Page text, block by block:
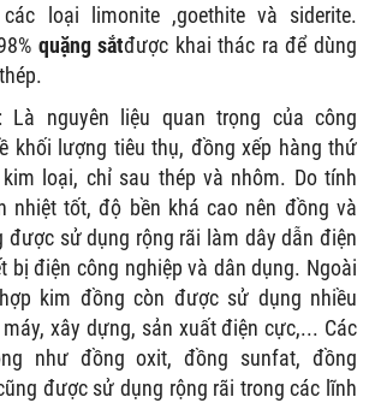
loại limonite ,goethite và siderite.
quặng sắtđược khai thác ra để dùng
Là nguyên liệu quan trọng của công
khối lượng tiêu thụ, đồng xếp hàng thứ
loại, chỉ sau thép và nhôm. Do tính
nhiệt tốt, độ bền khá cao nên đồng và
được sử dụng rộng rãi làm dây dẫn điện
bị điện công nghiệp và dân dụng. Ngoài
kim đồng còn được sử dụng nhiều
xây dựng, sản xuất điện cực,... Các
như đồng oxit, đồng sunfat, đồng
được sử dụng rộng rãi trong các lĩnh